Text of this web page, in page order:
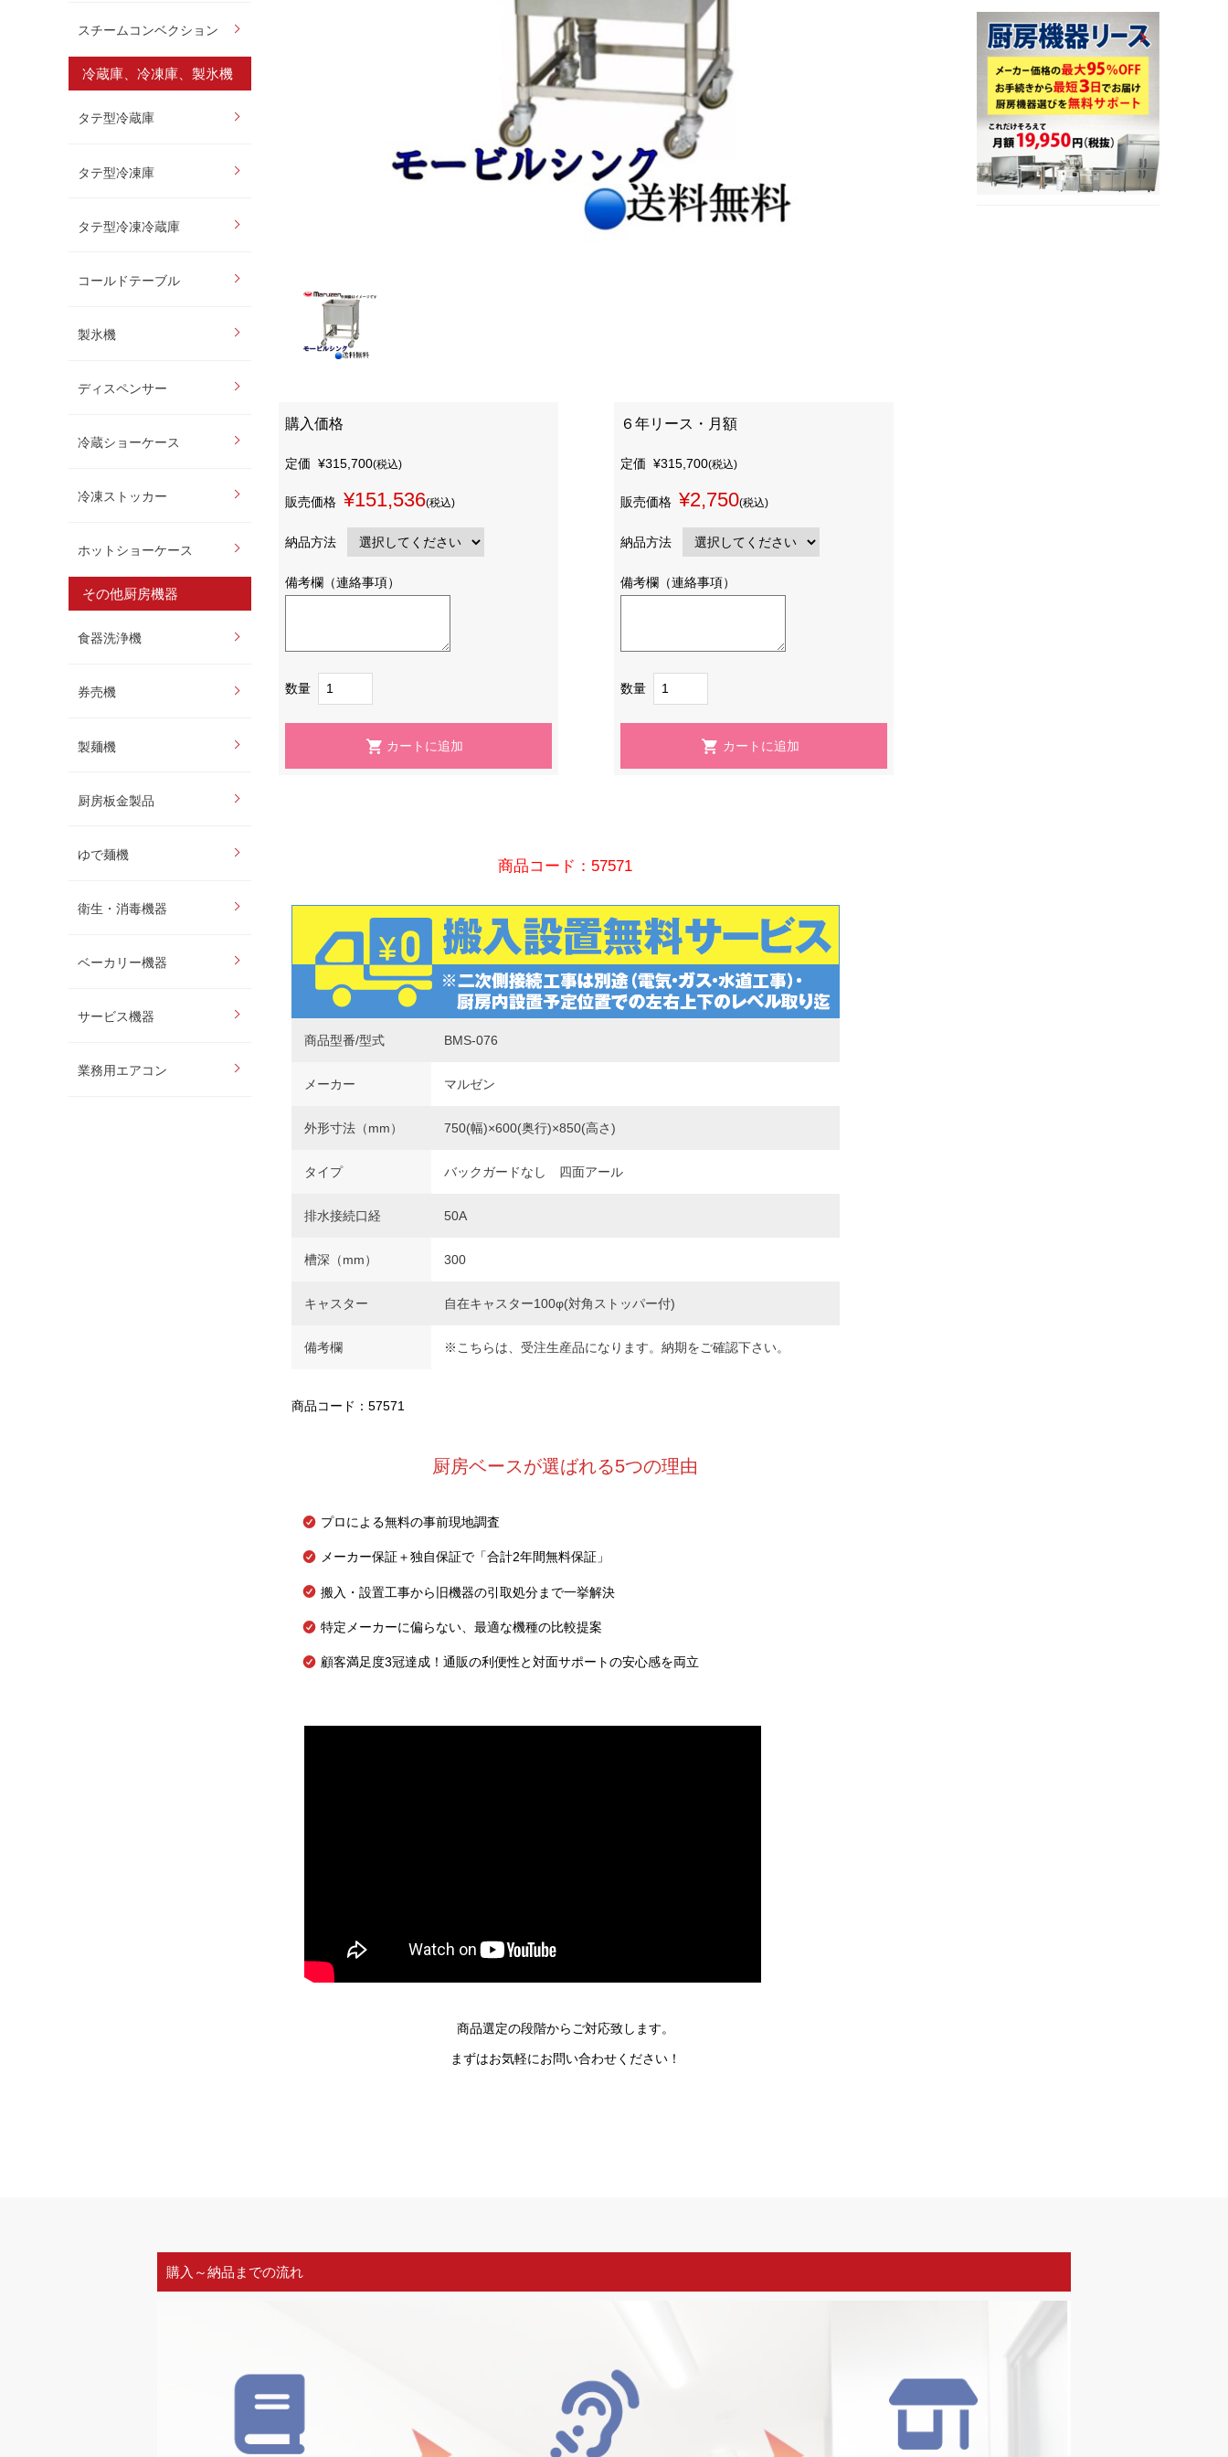
スチームコンベクション
冷蔵庫、冷凍庫、製氷機
タテ型冷蔵庫
タテ型冷凍庫
タテ型冷凍冷蔵庫
コールドテーブル
製氷機
ディスペンサー
冷蔵ショーケース
冷凍ストッカー
ホットショーケース
その他厨房機器
食器洗浄機
券売機
製麺機
厨房板金製品
ゆで麺機
衛生・消毒機器
ベーカリー機器
サービス機器
業務用エアコン
購入価格
定価 ¥315,700(税込)
販売価格 ¥151,536(税込)
納品方法
備考欄（連絡事項）
数量
６年リース・月額
定価 ¥315,700(税込)
販売価格 ¥2,750(税込)
納品方法
備考欄（連絡事項）
数量
商品コード：57571
商品型番/型式 BMS-076
メーカー マルゼン
外形寸法（mm） 750(幅)×600(奥行)×850(高さ)
タイプ バックガードなし 四面アール
排水接続口経 50A
槽深（mm） 300
キャスター 自在キャスター100φ(対角ストッパー付)
備考欄 ※こちらは、受注生産品になります。納期をご確認下さい。
商品コード：57571
厨房ベースが選ばれる5つの理由
プロによる無料の事前現地調査
メーカー保証＋独自保証で「合計2年間無料保証」
搬入・設置工事から旧機器の引取処分まで一挙解決
特定メーカーに偏らない、最適な機種の比較提案
顧客満足度3冠達成！通販の利便性と対面サポートの安心感を両立
商品選定の段階からご対応致します。
まずはお気軽にお問い合わせください！
購入～納品までの流れ